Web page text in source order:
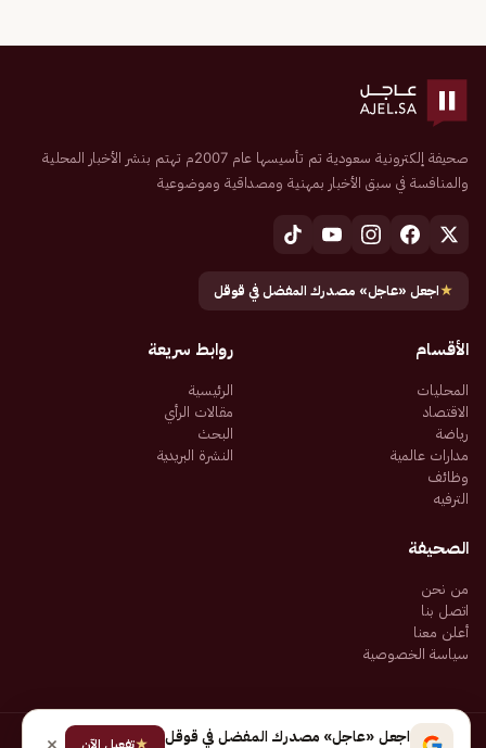
صحيفة إلكترونية سعودية تم تأسيسها عام 2007م تهتم بنشر الأخبار المحلية
والمنافسة في سبق الأخبار بمهنية ومصداقية وموضوعية
★اجعل «عاجل» مصدرك المفضل في قوقل
الأقسام
المحليات
الاقتصاد
رياضة
مدارات عالمية
وظائف
الترفيه
روابط سريعة
الرئيسية
مقالات الرأي
البحث
النشرة البريدية
الصحيفة
من نحن
اتصل بنا
أعلن معنا
سياسة الخصوصية
جميع الحقوق محفوظة لـ شركة إيجاز للنشر الإلكتروني المالكة لصحيفة عاجل
اجعل «عاجل» مصدرك المفضل في قوقل ★تفعيل الآن